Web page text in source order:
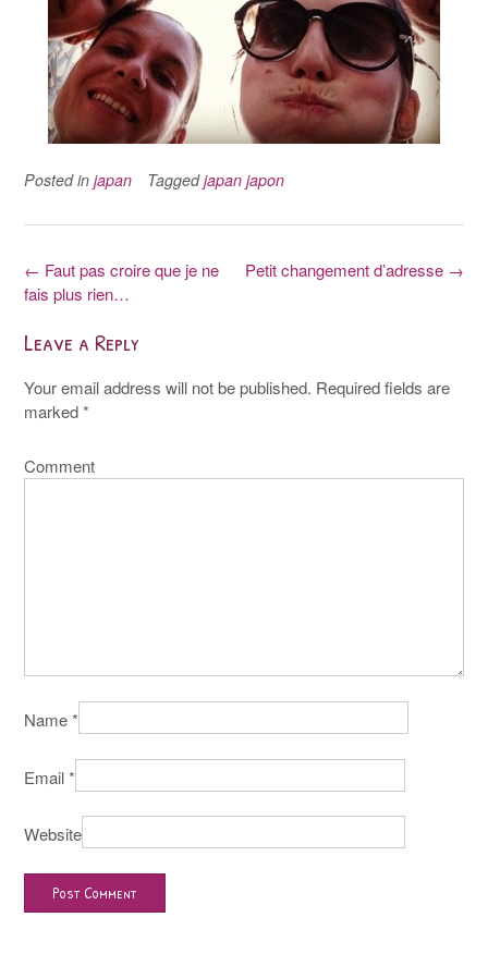
Posted in japan Taggedjapan japon
Post
navigation
Petit changement d’adresse →
← Faut pas croire que je ne
fais plus rien…
Leave a Reply
Your email address will not be published. Required fields are
marked*
Comment
Name*
Email*
Website